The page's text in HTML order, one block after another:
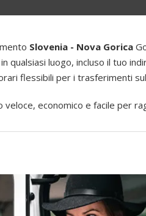
Slovenia - Nova Gorica
qualsiasi luogo, incluso il tuo
flessibili per i trasferimenti
veloce, economico e facile per